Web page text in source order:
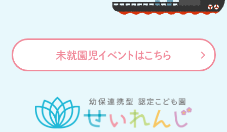
未就園児イベントはこちら